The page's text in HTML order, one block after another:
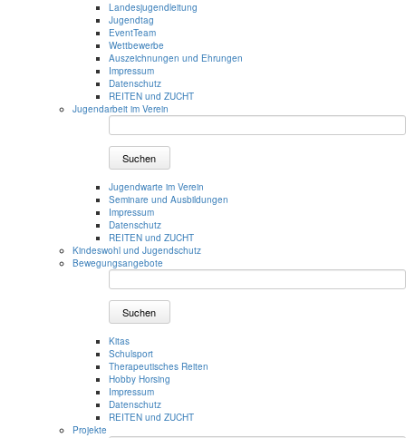
Landesjugendleitung
Jugendtag
EventTeam
Wettbewerbe
Auszeichnungen und Ehrungen
Impressum
Datenschutz
REITEN und ZUCHT
Jugendarbeit im Verein
Suchen
Jugendwarte im Verein
Seminare und Ausbildungen
Impressum
Datenschutz
REITEN und ZUCHT
Kindeswohl und Jugendschutz
Bewegungsangebote
Suchen
Kitas
Schulsport
Therapeutisches Reiten
Hobby Horsing
Impressum
Datenschutz
REITEN und ZUCHT
Projekte